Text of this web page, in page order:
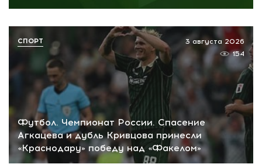
Футбол. Чемпионат России. Спасение
Агкацева и дубль Кривцова принесли
«Краснодару» победу над «Факелом»
3 августа 2026
154
СПОРТ